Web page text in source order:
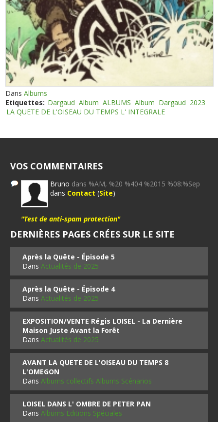
DansAlbums
Etiquettes: Dargaud Album ALBUMS Album Dargaud 2023
LA QUETE DE L'OISEAU DU TEMPS L' INTEGRALE
VOS COMMENTAIRES
Bruno dans %AM, %20 %404 %2015 %08:%Sep
dans Contact (Site)
"Test de anti-spam protection"
DERNIÈRES PAGES CRÉES SUR LE SITE
Après la Quête - Épisode 5
DansActualités de 2025
Après la Quête - Épisode 4
DansActualités de 2025
EXPOSITION/VENTE Régis LOISEL - La Dernière
Maison Juste Avant la Forêt
DansActualités de 2025
AVANT LA QUETE DE L'OISEAU DU TEMPS 8
L'OMEGON
DansAlbums collectifs Albums Scénarios
LOISEL DANS L' OMBRE DE PETER PAN
DansAlbums Editions Spéciales